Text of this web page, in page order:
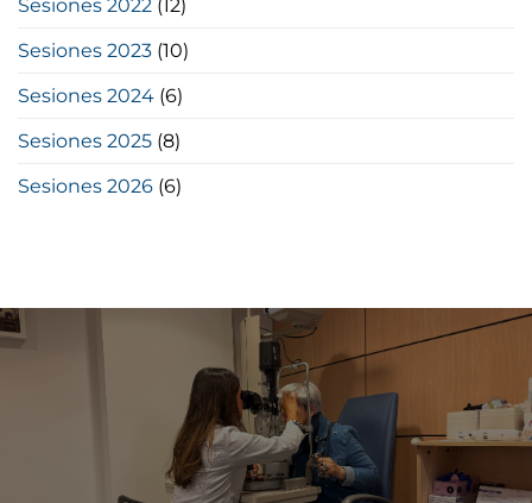
Sesiones 2022 (12)
Sesiones 2023 (10)
Sesiones 2024 (6)
Sesiones 2025 (8)
Sesiones 2026 (6)